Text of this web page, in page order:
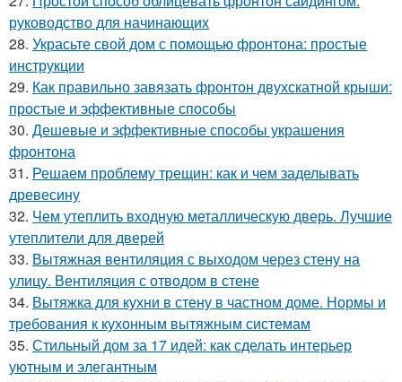
руководство для начинающих
28. Украсьте свой дом с помощью фронтона: простые
инструкции
29. Как правильно завязать фронтон двухскатной крыши:
простые и эффективные способы
30. Дешевые и эффективные способы украшения
фронтона
31. Решаем проблему трещин: как и чем заделывать
древесину
32. Чем утеплить входную металлическую дверь. Лучшие
утеплители для дверей
33. Вытяжная вентиляция с выходом через стену на
улицу. Вентиляция с отводом в стене
34. Вытяжка для кухни в стену в частном доме. Нормы и
требования к кухонным вытяжным системам
35. Стильный дом за 17 идей: как сделать интерьер
уютным и элегантным